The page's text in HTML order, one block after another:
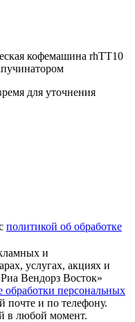
кофемашина rhTT10
для уточнения
политикой об обработке
и
услугах, акциях и
Вендорз Восток»
обработки персональных
почте и по телефону.
в любой момент.